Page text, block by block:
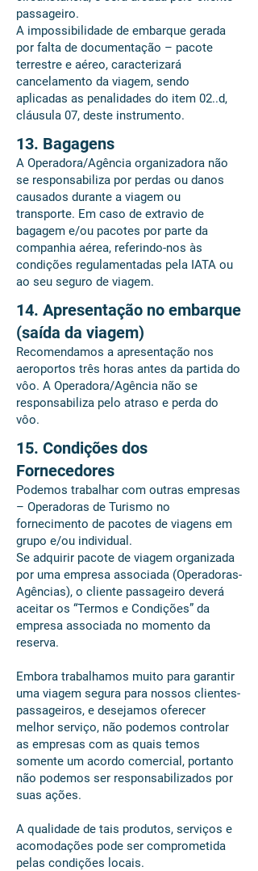
passageiro.
A impossibilidade de embarque gerada
por falta de documentação – pacote
terrestre e aéreo, caracterizará
cancelamento da viagem, sendo
aplicadas as penalidades do item 02..d,
cláusula 07, deste instrumento.
13. Bagagens
A Operadora/Agência organizadora não
se responsabiliza por perdas ou danos
causados durante a viagem ou
transporte. Em caso de extravio de
bagagem e/ou pacotes por parte da
companhia aérea, referindo-nos às
condições regulamentadas pela IATA ou
ao seu seguro de viagem.
14. Apresentação no embarque
(saída da viagem)
Recomendamos a apresentação nos
aeroportos três horas antes da partida do
vôo. A Operadora/Agência não se
responsabiliza pelo atraso e perda do
vôo.
15. Condições dos
Fornecedores
Podemos trabalhar com outras empresas
– Operadoras de Turismo no
fornecimento de pacotes de viagens em
grupo e/ou individual.
Se adquirir pacote de viagem organizada
por uma empresa associada (Operadoras-
Agências), o cliente passageiro deverá
aceitar os “Termos e Condições” da
empresa associada no momento da
reserva.
Embora trabalhamos muito para garantir
uma viagem segura para nossos clientes-
passageiros, e desejamos oferecer
melhor serviço, não podemos controlar
as empresas com as quais temos
somente um acordo comercial, portanto
não podemos ser responsabilizados por
suas ações.
A qualidade de tais produtos, serviços e
acomodações pode ser comprometida
pelas condições locais.